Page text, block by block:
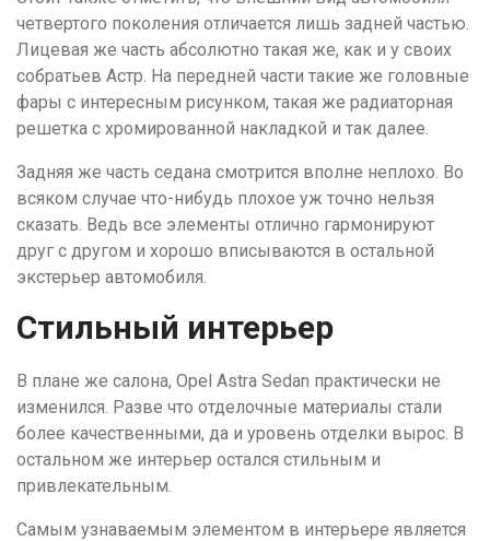
четвертого поколения отличается лишь задней частью.
Лицевая же часть абсолютно такая же, как и у своих
собратьев Астр. На передней части такие же головные
фары с интересным рисунком, такая же радиаторная
решетка с хромированной накладкой и так далее.
Задняя же часть седана смотрится вполне неплохо. Во
всяком случае что-нибудь плохое уж точно нельзя
сказать. Ведь все элементы отлично гармонируют
друг с другом и хорошо вписываются в остальной
экстерьер автомобиля.
Стильный интерьер
В плане же салона, Opel Astra Sedan практически не
изменился. Разве что отделочные материалы стали
более качественными, да и уровень отделки вырос. В
остальном же интерьер остался стильным и
привлекательным.
Самым узнаваемым элементом в интерьере является